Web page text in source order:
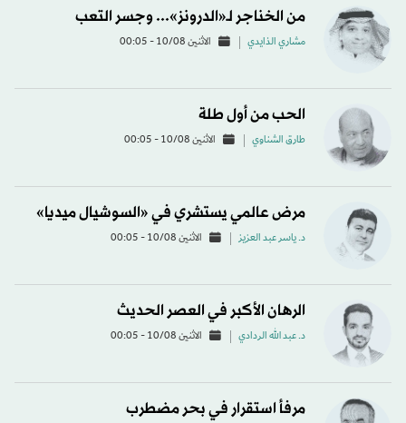
من الخناجر لـ«الدرونز»... وجسر التعب
مشاري الذايدي الاثنين 10/08 - 00:05
الحب من أول طلة
طارق الشناوي الاثنين 10/08 - 00:05
مرض عالمي يستشري في «السوشيال ميديا»
د. ياسر عبد العزيز الاثنين 10/08 - 00:05
الرهان الأكبر في العصر الحديث
د. عبد الله الردادي الاثنين 10/08 - 00:05
مرفأ استقرار في بحر مضطرب